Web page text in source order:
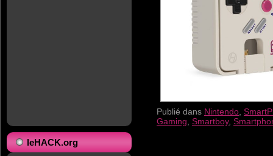
leHACK.org
Publié dans Nintendo
Gaming
Smartboy,